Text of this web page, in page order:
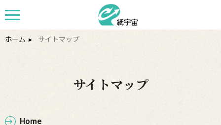
ホーム ▸ サイトマップ
サイトマップ
Home